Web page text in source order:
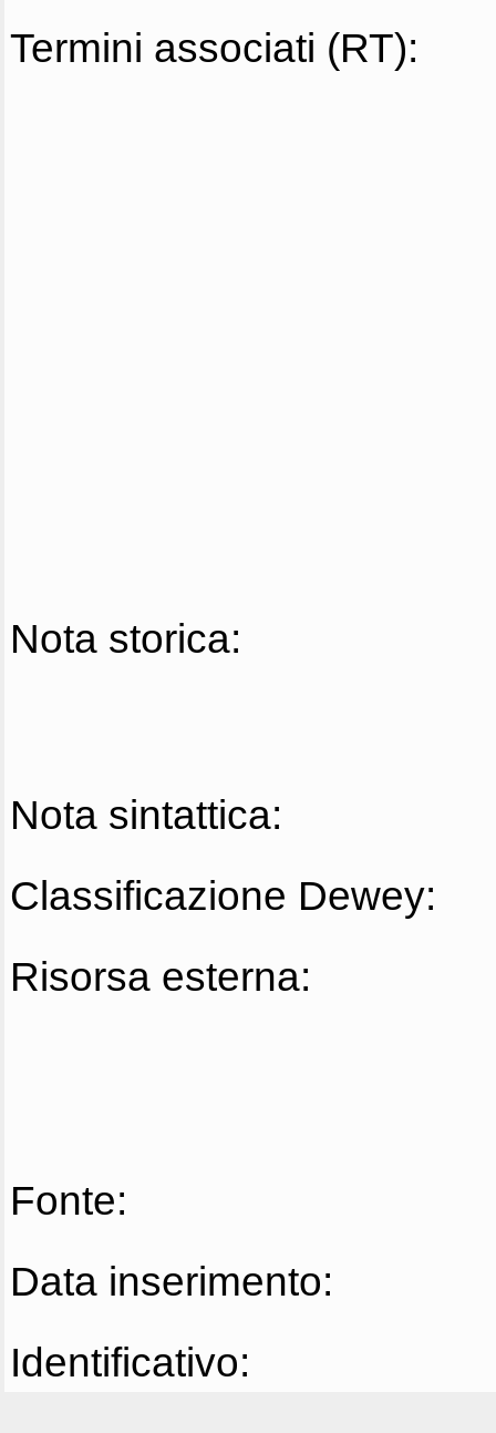
Termini associati (RT):
Nota storica:
Nota sintattica:
Classificazione Dewey:
Risorsa esterna:
Fonte:
Data inserimento:
Identificativo: